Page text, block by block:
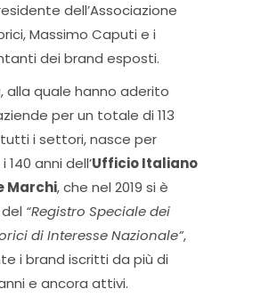
dell’Associazione
Massimo Caputi e i
dei brand esposti.
alla quale hanno aderito
per un totale di 113
i settori, nasce per
140 anni dell’Ufficio Italiano
Marchi, che nel 2019 si è
“Registro Speciale dei
di Interesse Nazionale”,
i brand iscritti da più di
e ancora attivi.